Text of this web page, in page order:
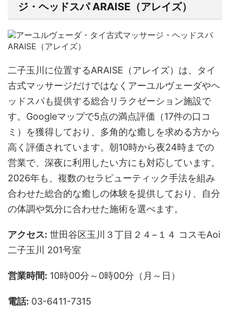
ジ・ヘッドスパ ARAISE（アレイズ）
二子玉川に位置するARAISE（アレイズ）は、タイ
古式マッサージだけではなくアーユルヴェーダやヘ
ッドスパも提供する総合リラクゼーション施設で
す。Googleマップで5点の満点評価（17件の口コ
ミ）を獲得しており、多角的な癒しを求める方から
高く評価されています。朝10時から夜24時までの
営業で、深夜に利用したい方にも対応しています。
2026年も、複数のセラピューティック手法を組み
合わせた総合的な癒しの体験を提供しており、自分
の体調や気分に合わせた施術を選べます。
アクセス: 世田谷区玉川３丁目２４−１４ コスモAoi
二子玉川 201号室
営業時間: 10時00分～0時00分（月～日）
電話: 03-6411-7315